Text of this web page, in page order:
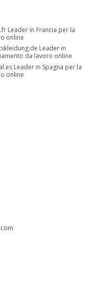
Leader in Francia per la
online
Leader in
da lavoro online
Leader in Spagna per la
online